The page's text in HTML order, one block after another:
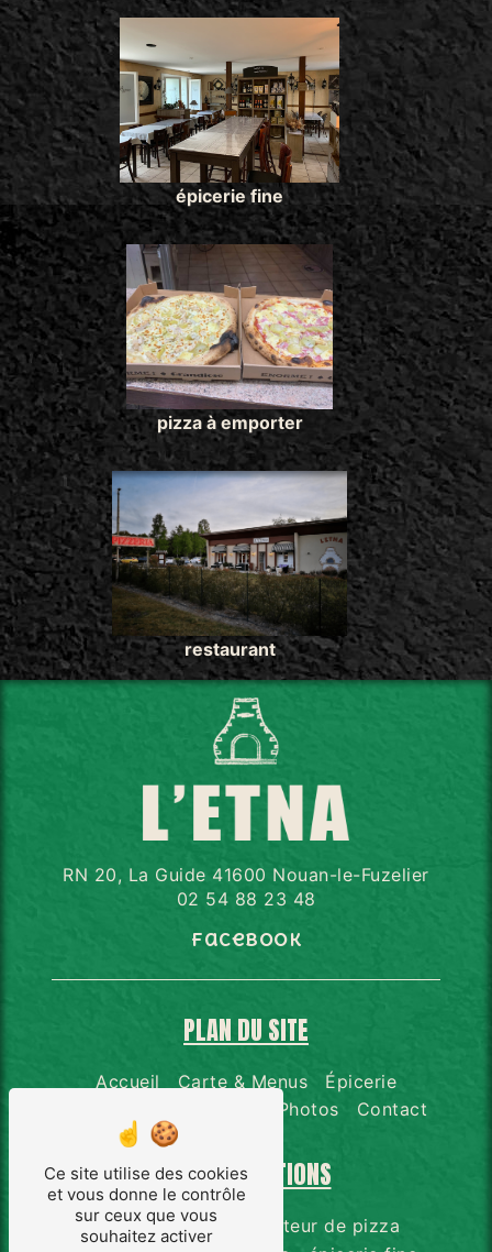
épicerie fine
pizza à emporter
restaurant
RN 20, La Guide 41600 Nouan-le-Fuzelier
02 54 88 23 48
Facebook
PLAN DU SITE
Accueil Carte & Menus
Épicerie
Photos Contact
NOS PRESTATIONS
restauration
distributeur de pizza
Ce site utilise des cookies
et vous donne le contrôle
sur ceux que vous
souhaitez activer